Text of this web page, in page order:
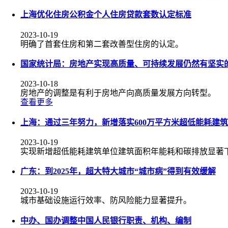
上海优化住房公积金个人住房贷款套数认定标准
2023-10-19
明确了首套住房和第二套改善型住房的认定。
国家统计局：房地产实现高质量、可持续发展仍然有坚实
2023-10-18
房地产的调整是有利于房地产向高质量发展方向转型。
查看更多
上海：通过三年努力，新增落实600万平方米超低能耗建筑
2023-10-19
实现新增超低能耗建筑单位建筑面积年能耗和碳排放显著
广东：到2025年，超大特大城市“城市病”得到有效缓解
2023-10-19
城市基础设施运行效率、防风险能力显著提升。
中办、国办调整中国人民银行职责、机构、编制